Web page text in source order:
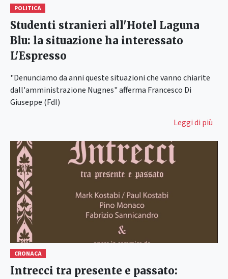
POLITICA
Studenti stranieri all'Hotel Laguna
Blu: la situazione ha interessato
L'Espresso
"Denunciamo da anni queste situazioni che vanno chiarite
dall'amministrazione Nugnes" afferma Francesco Di
Giuseppe (FdI)
Leggi di più
CRONACA
Intrecci tra presente e passato: